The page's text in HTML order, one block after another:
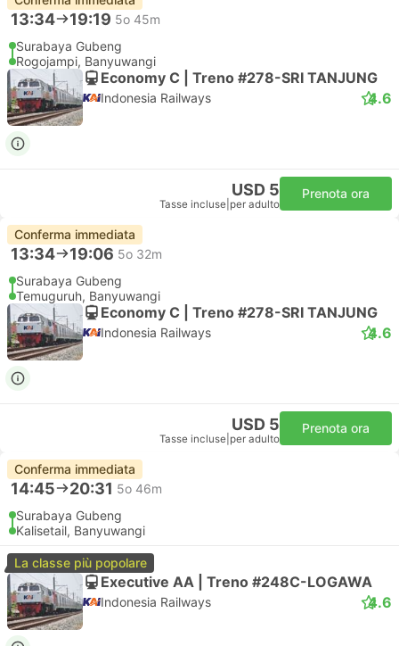
13:34 19:19 5o 45m
Surabaya Gubeng
Rogojampi, Banyuwangi
Economy C | Treno #278-SRI TANJUNG
Indonesia Railways 4.6
USD 5
Tasse incluse per adulto
Prenota ora
Conferma immediata
13:34 19:06 5o 32m
Surabaya Gubeng
Temuguruh, Banyuwangi
Economy C | Treno #278-SRI TANJUNG
Indonesia Railways 4.6
USD 5
Tasse incluse per adulto
Prenota ora
Conferma immediata
14:45 20:31 5o 46m
Surabaya Gubeng
Kalisetail, Banyuwangi
La classe più popolare
Executive AA | Treno #248C-LOGAWA
Indonesia Railways 4.6